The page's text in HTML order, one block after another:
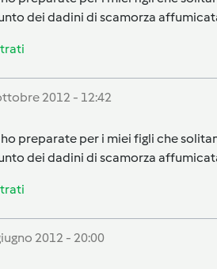
dei dadini di scamorza
2012 - 12:42
ho preparate per i miei figli che
dei dadini di scamorza
2012 - 20:00